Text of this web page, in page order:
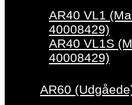
AR40 VL1
40008429)
AR40 VL1S
40008429)
AR60